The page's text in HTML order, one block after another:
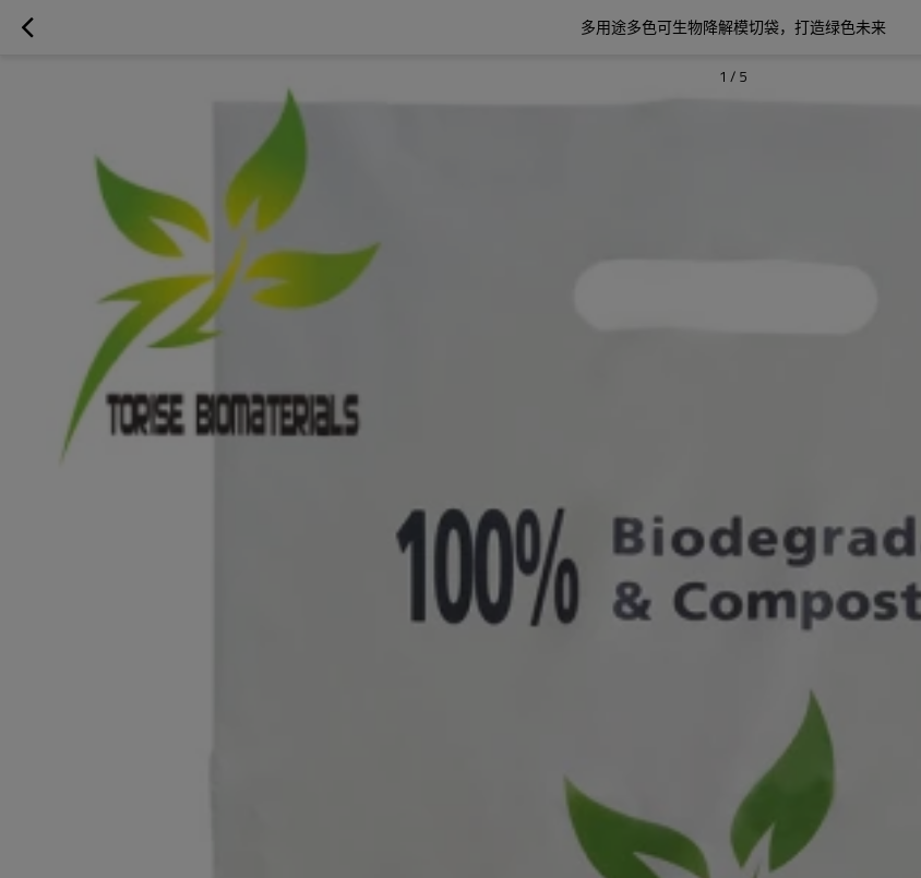
多用途多色可生物降解模切袋，打造绿色未来
1 / 5